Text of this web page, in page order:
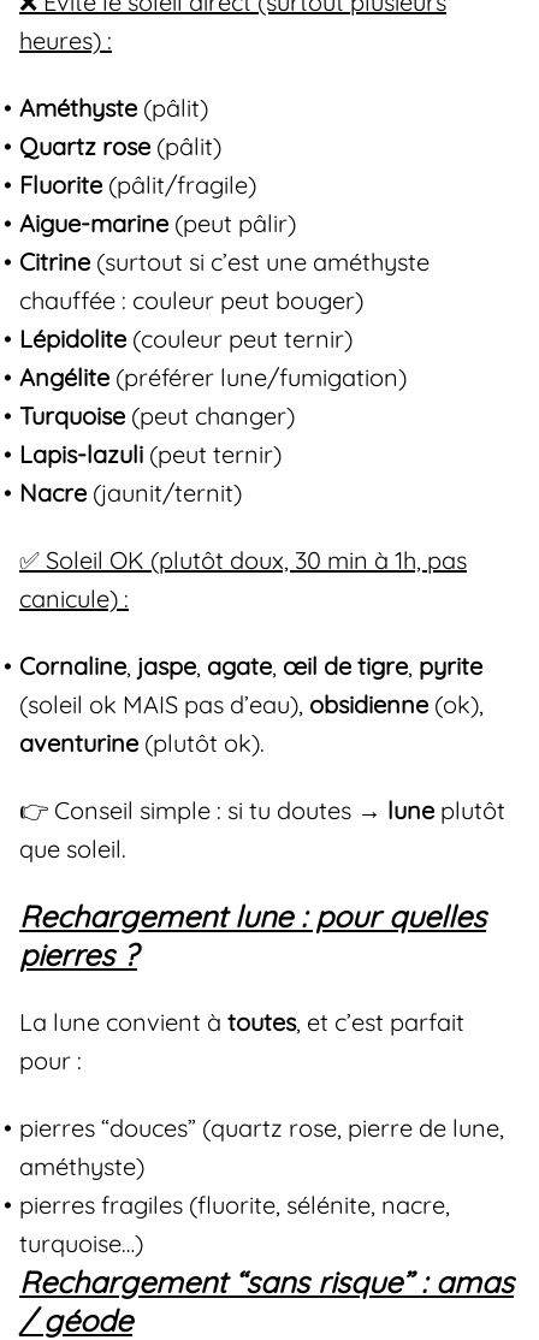
heures) :
Améthyste (pâlit)
Quartz rose (pâlit)
Fluorite (pâlit/fragile)
Aigue-marine (peut pâlir)
Citrine (surtout si c’est une améthyste
chauffée : couleur peut bouger)
Lépidolite (couleur peut ternir)
Angélite (préférer lune/fumigation)
Turquoise (peut changer)
Lapis-lazuli (peut ternir)
Nacre (jaunit/ternit)
✅ Soleil OK (plutôt doux, 30 min à 1h, pas
canicule) :
Cornaline, jaspe, agate, œil de tigre, pyrite
(soleil ok MAIS pas d’eau), obsidienne (ok),
aventurine (plutôt ok).
👉 Conseil simple : si tu doutes → lune plutôt
que soleil.
Rechargement lune : pour quelles
pierres ?
La lune convient à toutes, et c’est parfait
pour :
pierres “douces” (quartz rose, pierre de lune,
améthyste)
pierres fragiles (fluorite, sélénite, nacre,
turquoise…)
Rechargement “sans risque” : amas
/ géode